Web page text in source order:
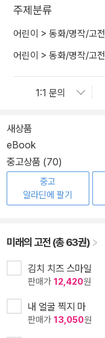
주제분류
어린이 > 동화/명작/고전
어린이 > 동화/명작/고전
새상품
eBook
중고상품 (70)
중고
알라딘에 팔기
미래의 고전 (총 63권)
김치 치즈 스마일
판매가 12,420원
내 얼굴 찍지 마
판매가 13,050원